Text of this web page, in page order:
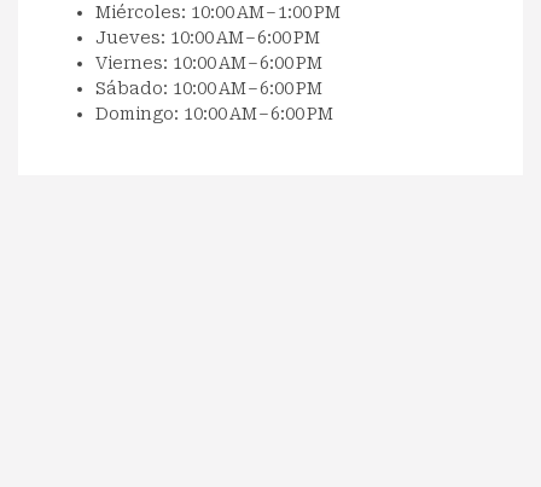
Miércoles: 10:00 AM – 1:00 PM
Jueves: 10:00 AM – 6:00 PM
Viernes: 10:00 AM – 6:00 PM
Sábado: 10:00 AM – 6:00 PM
Domingo: 10:00 AM – 6:00 PM